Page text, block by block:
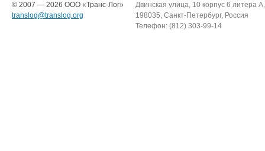
© 2007 — 2026 ООО «Транc-Лог»
translog@translog.org
Двинская улица, 10 корпус 6 литера
198035, Санкт-Петербург, Россия
Телефон: (812) 303-99-14